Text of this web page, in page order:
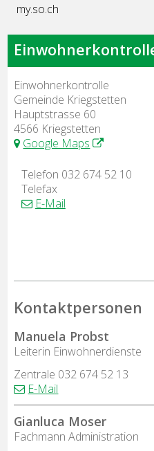
my.so.ch
Adresse
Einwohnerkontrolle
Gemeinde Kriegstetten
Hauptstrasse 60
4566 Kriegstetten
Google Maps
Telefon 032 674 52 10
Telefax
E-Mail
Kontaktpersonen
Manuela Probst
Funktion
Leiterin Einwohnerdienste
Zentrale 032 674 52 13
E-Mail
Gianluca Moser
Funktion
Fachmann Administration